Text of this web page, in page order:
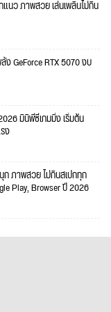
แนว ภาพสวย เล่นเพลินไม่กิน
ง GeForce RTX 5070 งบ
มินิพีซีเกมมิ่ง เริ่มต้น
ง
ก ภาพสวย ไม่กินสเปกทุก
Play, Browser ปี 2026